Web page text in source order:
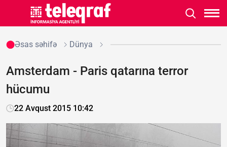
Əsas səhifə Dünya
Amsterdam - Paris qatarına terror
hücumu
22 Avqust 2015 10:42